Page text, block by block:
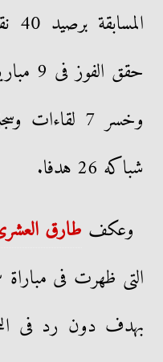
شباكه 26 هدفا.
وعكف طارق
التى ظهرت فى مباراة
بهدف دون رد فى